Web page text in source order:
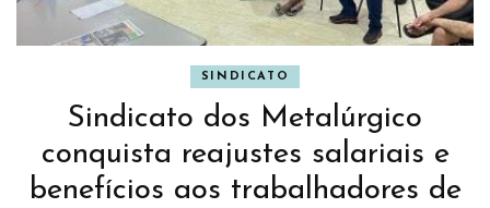
SINDICATO
Sindicato dos Metalúrgico
conquista reajustes salariais e
benefícios aos trabalhadores de